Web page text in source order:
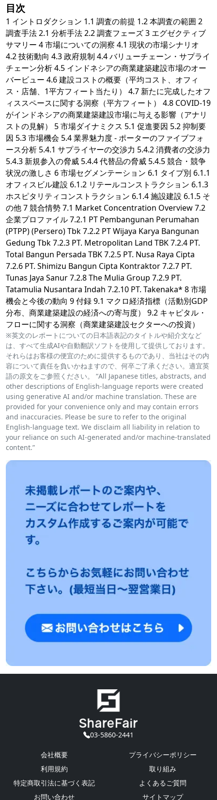
目次
1 イントロダクション 1.1 調査の前提 1.2 本調査の範囲 2
調査手法 2.1 分析手法 2.2 調査フェーズ 3 エグゼクティブ
サマリー 4 市場についての洞察 4.1 現状の市場シナリオ
4.2 技術動向 4.3 政府規制 4.4 バリューチェーン・サプライ
チェーン分析 4.5 インドネシアの商業建築建設市場のオー
バービュー 4.6 建設コストの概要（平均コスト、オフィ
ス・店舗、1平方フィート当たり） 4.7 新たに完成したオフ
ィススペースに関する洞察（平方フィート） 4.8 COVID-19
がインドネシアの商業建築建設市場に与える影響（アナリ
ストの見解） 5 市場ダイナミクス 5.1 促進要因 5.2 抑制要
因 5.3 市場機会 5.4 業界魅力度 - ポーターのファイブフォ
ース分析 5.4.1 サプライヤーの交渉力 5.4.2 消費者の交渉力
5.4.3 新規参入の脅威 5.4.4 代替品の脅威 5.4.5 競合・競争
状況の激しさ 6 市場セグメンテーション 6.1 タイプ別 6.1.1
オフィスビル建設 6.1.2 リテールコンストラクション 6.1.3
ホスピタリティコンストラクション 6.1.4 施設建設 6.1.5 そ
の他 7 競合情勢 7.1 Market Concentration Overview 7.2
企業プロファイル 7.2.1 PT Pembangunan Perumahan
(PTPP) (Persero) Tbk 7.2.2 PT Wijaya Karya Bangunan
Gedung Tbk 7.2.3 PT. Metropolitan Land TBK 7.2.4 PT.
Total Bangun Persada TBK 7.2.5 PT. Nusa Raya Cipta
7.2.6 PT. Shimizu Bangun Cipta Kontraktor 7.2.7 PT.
Tunas Jaya Sanur 7.2.8 The Mulia Group 7.2.9 PT.
Tatamulia Nusantara Indah 7.2.10 PT. Takenaka* 8 市場
機会と今後の動向 9 付録 9.1 マクロ経済指標（活動別GDP
分布、商業建築建設の経済への寄与度） 9.2 キャピタル・
フローに関する洞察（商業建築建設セクターへの投資）
※英文のレポートについての日本語表記のタイトルや紹介文など
は、すべて生成AIや自動翻訳ソフトを使用して提供しております。
それらはお客様の便宜のために提供するものであり、当社はその内
容について責任を負いかねますので、何卒ご了承ください。適宜英
語の原文をご参照ください。 “All Japanese titles, abstracts, and
other descriptions of English-language reports were created
using generative AI and/or machine translation. These are
provided for your convenience only and may contain errors
and inaccuracies. Please be sure to refer to the original
English-language text. We disclaim all liability in relation to
your reliance on such AI-generated and/or machine-translated
content.”
03-5860-2441
会社概要
プライバシーポリシー
利用規約
取り組み
特定商取引法に基づく表記
よくあるご質問
お問い合わせ
サイトマップ